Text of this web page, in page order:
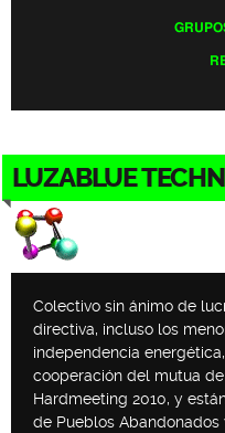
LUZABLUE
Colectivo sin ánimo de
directiva, incluso los
independencia
cooperación del mutua
Hardmeeting 2010, y
de Pueblos